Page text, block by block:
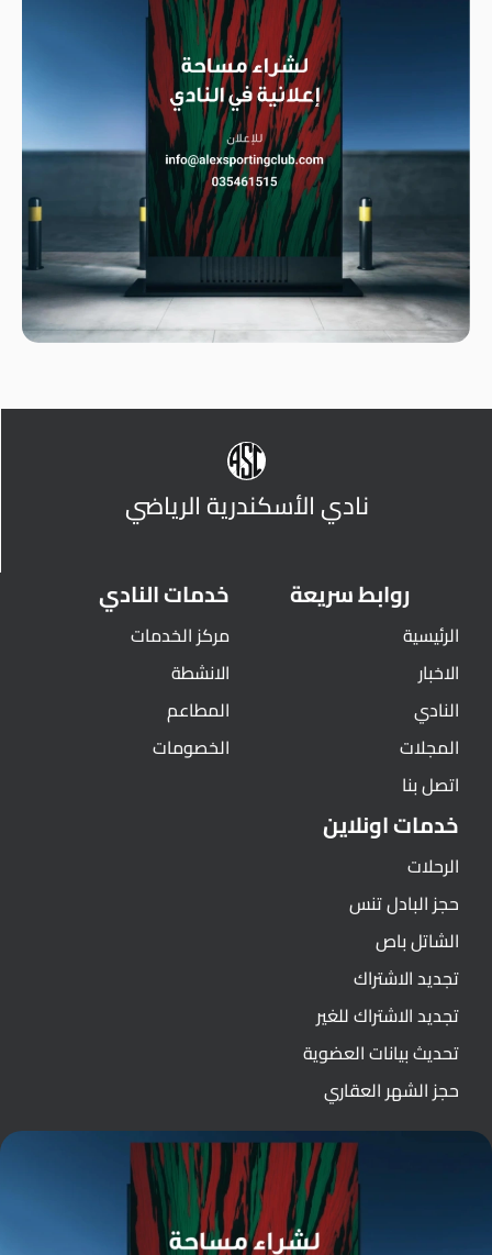
نادي الأسكندرية الرياضي
روابط سريعة
الرئيسية
الاخبار
النادي
المجلات
اتصل بنا
خدمات النادي
مركز الخدمات
الانشطة
المطاعم
الخصومات
خدمات اونلاين
الرحلات
حجز البادل تنس
الشاتل باص
تجديد الاشتراك
تجديد الاشتراك للغير
تحديث بيانات العضوية
حجز الشهر العقاري